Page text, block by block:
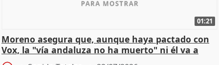
01:21
Moreno asegura que, aunque haya pactado con
Vox, la "vía andaluza no ha muerto" ni él va a
"cambiar"